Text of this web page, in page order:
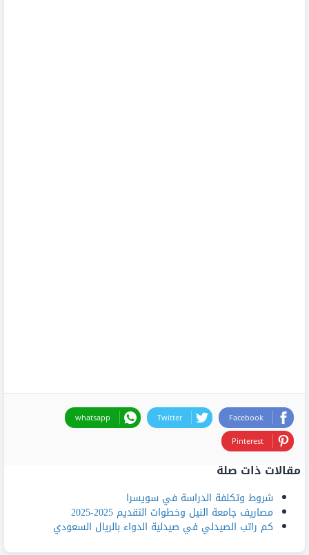
Facebook
Twitter
whatsapp
Pinterest
مقالات ذات صلة
شروط وتكلفة الدراسة في سويسرا
مصاريف جامعة النيل وخطوات التقديم 2025-2025
كم راتب الصيدلي في صيدلية الدواء بالريال السعودي